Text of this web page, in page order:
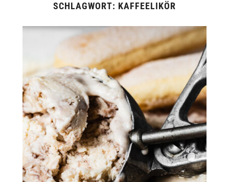
SCHLAGWORT: KAFFEELIKÖR